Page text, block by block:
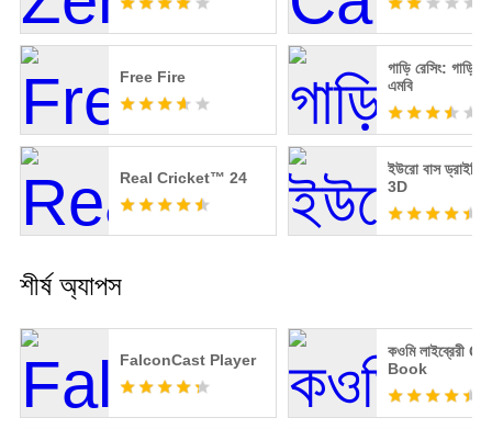
Free Fire
গাড়ি রেসিং: গাড়ি
এমবি
Real Cricket™ 24
ইউরো বাস ড্রাইভিং
3D
শীর্ষ অ্যাপস
FalconCast Player
কওমি লাইব্রেরী
Book